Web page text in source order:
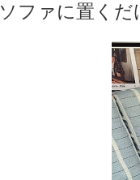
ソファに置く